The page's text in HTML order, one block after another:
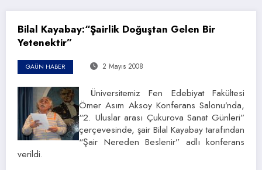
Bilal Kayabay:“Şairlik Doğuştan Gelen Bir
Yetenektir”
GAÜN HABER 2 Mayıs 2008
Üniversitemiz Fen Edebiyat Fakültesi
Ömer Asım Aksoy Konferans Salonu’nda,
“2. Uluslar arası Çukurova Sanat Günleri”
çerçevesinde, şair Bilal Kayabay tarafından
“Şair Nereden Beslenir” adlı konferans
verildi.